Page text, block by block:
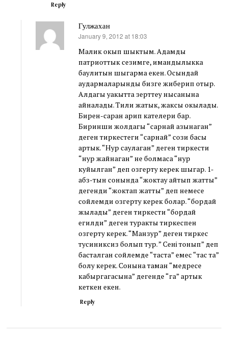
Reply
Гулжахан
says:
January 9, 2012 at 18:03
Малик окып шыктым. Адамды
патриоттык сезимге, имандылыкка
баулитын шыгарма екен. Осындай
аудармаларынды бизге жиберип отыр.
Алдагы уакытта зерттеу нысанына
айналады. Тили жатык, жаксы окылады.
Бирен-саран арип кателери бар.
Биринши жолдагы “сарнай азынаган”
деген тиркестеги “сарнай” сози басы
артык. “Нур саулаган” деген тиркести
“нур жайнаган” не болмаса “нур
куйылган” деп озгерту керек шыгар. 1-
абз-тын сонында “жоктау айтып жатты”
дегенди “жоктап жатты” деп немесе
сойлемди озгерту керек болар. “бордай
жылады” деген тиркести “бордай
егилди” деген туракты тиркеспен
озгерту керек. “Манзур” деген тиркес
тусиниксиз болып тур. ” Сені тонып” деп
басталган сойлемде “таста” емес “тас та”
болу керек. Сонына таман “медресе
кабыргагасына” дегенде “га” артык
кеткен екен.
Reply